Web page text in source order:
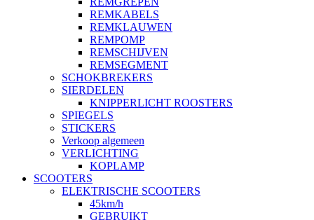
REMKABELS
REMKLAUWEN
REMPOMP
REMSCHIJVEN
REMSEGMENT
SCHOKBREKERS
SIERDELEN
KNIPPERLICHT ROOSTERS
SPIEGELS
STICKERS
Verkoop algemeen
VERLICHTING
KOPLAMP
SCOOTERS
ELEKTRISCHE SCOOTERS
45km/h
GEBRUIKT